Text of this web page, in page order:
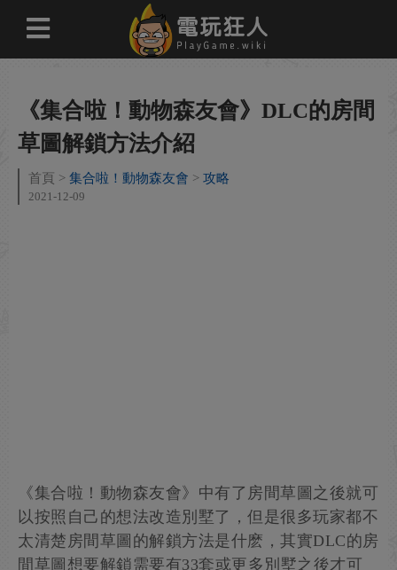
《集合啦！動物森友會》DLC的房間
草圖解鎖方法介紹
首頁 集合啦！動物森友會 攻略
2021-12-09
《集合啦！動物森友會》中有了房間草圖之後就可
以按照自己的想法改造別墅了，但是很多玩家都不
太清楚房間草圖的解鎖方法是什麽，其實DLC的房
間草圖想要解鎖需要有33套或更多別墅之後才可